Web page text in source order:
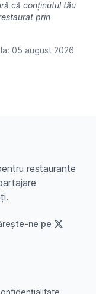
că conținutul tău
prin
05 august 2026
restaurante
ne pe